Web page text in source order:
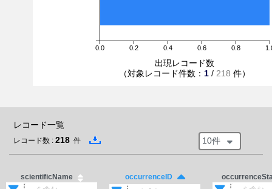
0.0 0.2 0.4 0.6 0.8
出現レコード数
（対象レコード件数： 1 / 218 件）
レコード一覧
レコード数 : 218 件 10件
scientificName occurrenceID